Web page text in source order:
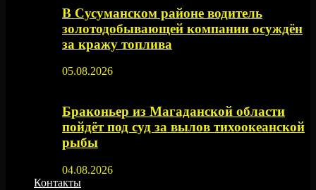
В Сусуманском районе водитель
золотодобывающей компании осуждён
за кражу топлива
05.08.2026
Браконьер из Магаданской области
пойдёт под суд за вылов тихоокеанской
рыбы
04.08.2026
Контакты